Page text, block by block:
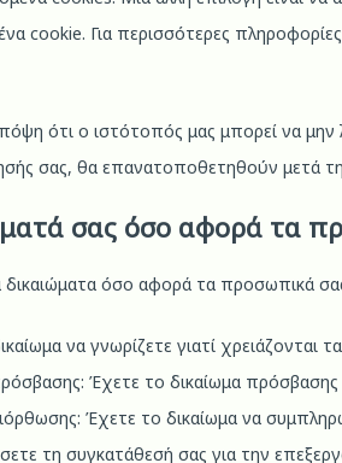
cookie. Για περισσότερες
ότι ο ιστότοπός μας μπορεί να
σας, θα επανατοποθετηθούν μετά
σας όσο αφορά τα
όσο αφορά τα προσωπικά
να γνωρίζετε γιατί
Έχετε το δικαίωμα
Έχετε το δικαίωμα να
τη συγκατάθεσή σας για την